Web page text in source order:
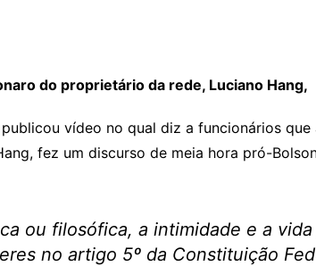
do proprietário da rede, Luciano Hang,
vídeo no qual diz a funcionários
fez um discurso de meia hora pró-
ou filosófica, a intimidade e a
no artigo 5º da Constituição